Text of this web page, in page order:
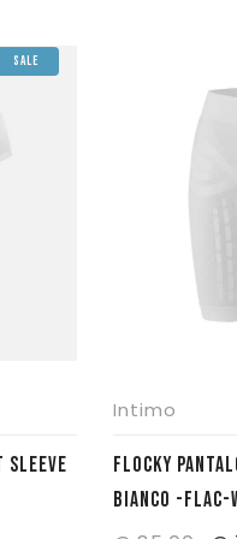
SALE
Intimo
FLOCKY PANTALOCINO ACTIVATOR –
BIANCO -FLAC-